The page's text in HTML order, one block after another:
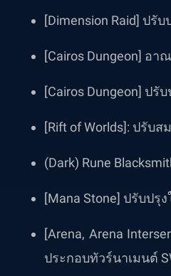
[Dimension Raid] ปรับ
[Cairos Dungeon] อ
[Cairos Dungeon] ปรั
[Rift of Worlds]: ปรับส
(Dark) Rune
[Mana Stone] ปรับปรุ
[Arena, Arena
ประกอบทัวร์นาเมนต์